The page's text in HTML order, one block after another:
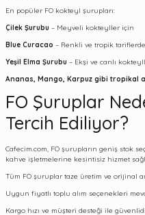
En popüler FO kokteyl şurupları:
Çilek Şurubu – Meyveli kokteyller için
Blue Curacao – Renkli ve tropik tariflerde
Yeşil Elma Şurubu – Ekşi ve canlı
Ananas, Mango, Karpuz gibi tropikal
FO Şuruplar
Tercih Ediliyor?
Cafecim.com, FO şurupların geniş stok
kahve işletmelerine kesintisiz hizmet
Tüm FO şuruplar taze üretim ve orijinal
Uygun fiyatlı toplu alım seçenekleri
Kargo hızı ve müşteri desteği ile